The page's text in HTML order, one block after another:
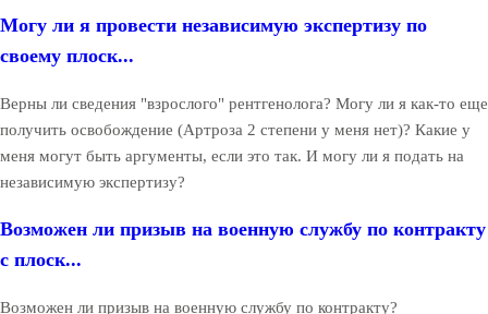
Могу ли я провести независимую экспертизу по
своему плоск...
Верны ли сведения "взрослого" рентгенолога? Могу ли я как-то еще
получить освобождение (Артроза 2 степени у меня нет)? Какие у
меня могут быть аргументы, если это так. И могу ли я подать на
независимую экспертизу?
Возможен ли призыв на военную службу по контракту
с плоск...
Возможен ли призыв на военную службу по контракту?